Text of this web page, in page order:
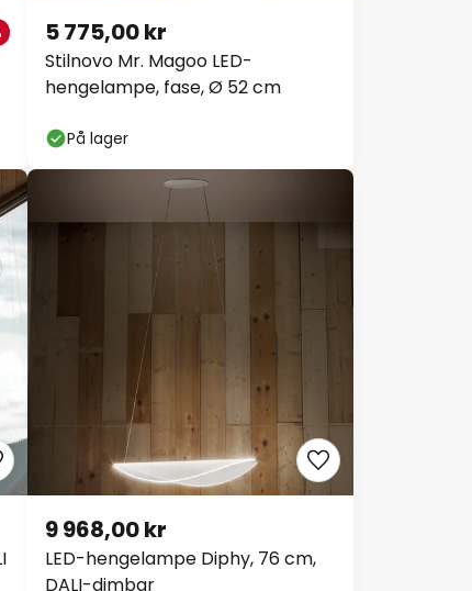
Stilnovo Mr. Magoo LED-
hengelampe, fase, Ø 52 cm
5 775,00 kr
På lager
LED-hengelampe Diphy, 76 cm,
DALI-dimbar
9 968,00 kr